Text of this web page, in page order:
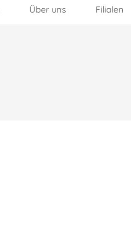
Über uns Filialen